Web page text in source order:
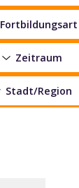
Fortbildungsart
Zeitraum
Stadt/Region